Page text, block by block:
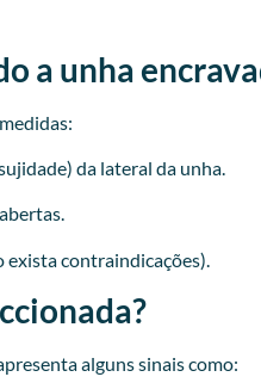
a unha
da lateral da unha.
exista contraindicações).
alguns sinais como: